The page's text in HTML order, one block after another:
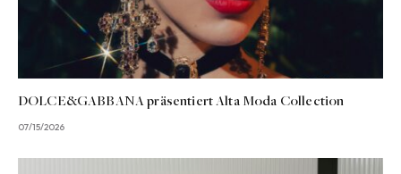
DOLCE&GABBANA präsentiert Alta Moda Collection
07/15/2026